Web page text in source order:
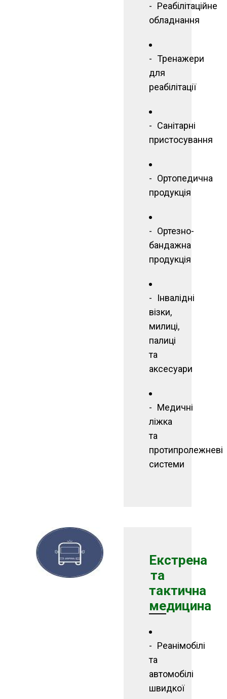
Реабілітаційне
обладнання
Тренажери
для
реабілітації
Санітарні
пристосування
Ортопедична
продукція
Ортезно-
бандажна
продукція
Інвалідні
візки,
милиці,
палиці
та
аксесуари
Медичні
ліжка
та
протипролежневі
системи
Екстрена
та
тактична
медицина
Реанімобілі
та
автомобілі
швидкої